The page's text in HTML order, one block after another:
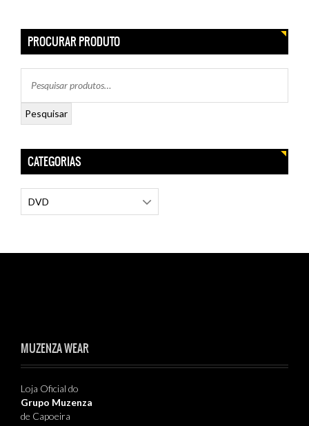
PROCURAR PRODUTO
Pesquisar
CATEGORIAS
DVD
MUZENZA WEAR
Loja Oficial do
Grupo Muzenza
de Capoeira